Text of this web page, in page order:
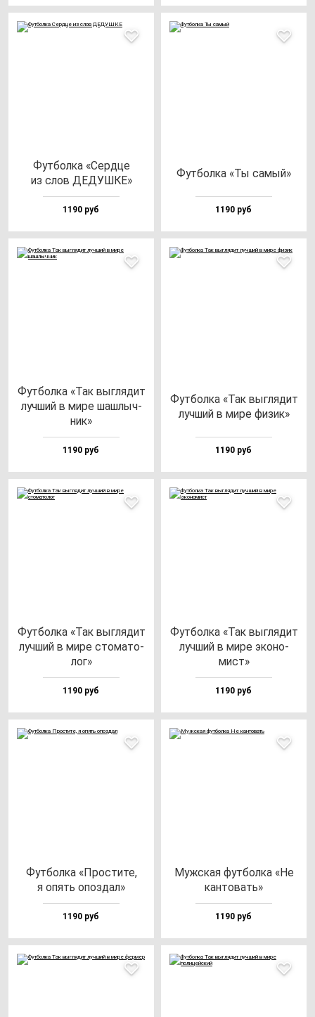
Фут­бол­ка «Сер­дце
из слов ДЕДУШКЕ»
1190 руб
Фут­бол­ка «Ты са­мый»
1190 руб
Фут­бол­ка «Так выг­ля­дит
луч­ший в ми­ре шаш­лыч­
ник»
1190 руб
Фут­бол­ка «Так выг­ля­дит
луч­ший в ми­ре фи­зик»
1190 руб
Фут­бол­ка «Так выг­ля­дит
луч­ший в ми­ре сто­ма­то­
лог»
1190 руб
Фут­бол­ка «Так выг­ля­дит
луч­ший в ми­ре эко­но­
мист»
1190 руб
Фут­бол­ка «Прос­ти­те,
я опять опоз­дал»
1190 руб
Муж­ская фут­бол­ка «Не
кан­то­вать»
1190 руб